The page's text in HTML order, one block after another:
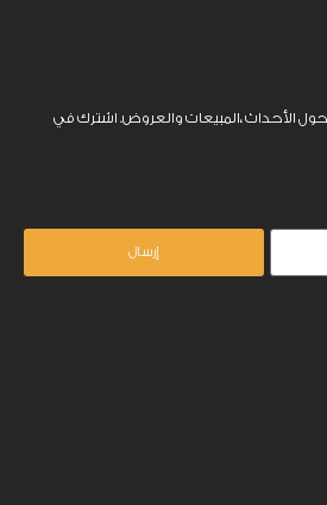
الأحداث ،المبيعات والعروض. اشترك في
إرسال